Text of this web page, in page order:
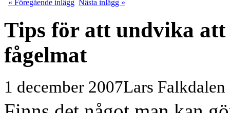
« Föregående inlägg Nästa inlägg »
Tips för att undvika
fågelmat
1 december 2007Lars